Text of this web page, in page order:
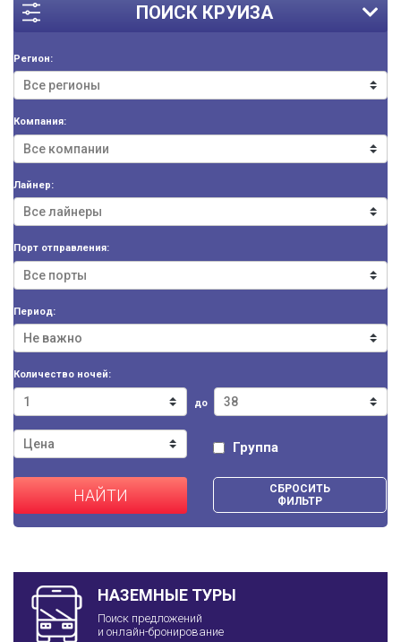
ПОИСК КРУИЗА
Регион:
Компания:
Лайнер:
Порт отправления:
Период:
Количество ночей:
до
Группа
НАЙТИ
СБРОСИТЬ
ФИЛЬТР
НАЗЕМНЫЕ ТУРЫ
Поиск предложений
и онлайн-бронирование